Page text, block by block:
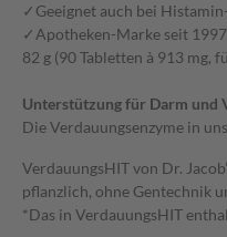
✓Geeignet auch bei
✓Apotheken-Marke seit
82 g (90 Tabletten à 913 mg,
Unterstützung für Darm und
Die Verdauungsenzyme in
VerdauungsHIT von Dr.
pflanzlich, ohne Gentechnik
*Das in VerdauungsHIT